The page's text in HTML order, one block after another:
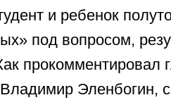
и ребенок
под вопросом,
прокомментировал
Эленбогин,